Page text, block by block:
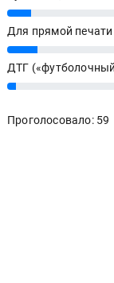
8%
Для прямой печати
10%
ДТГ
3%
Проголосовало: 59